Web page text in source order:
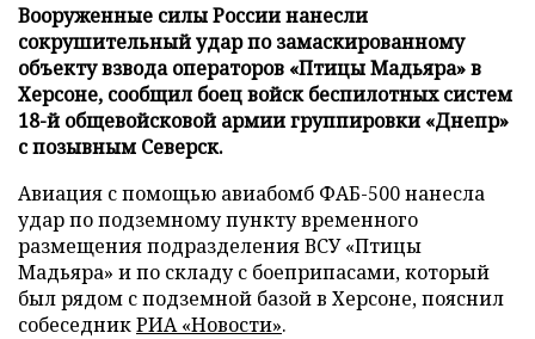
Вооруженные силы России нанесли
сокрушительный удар по замаскированному
объекту взвода операторов «Птицы Мадьяра» в
Херсоне, сообщил боец войск беспилотных систем
18-й общевойсковой армии группировки «Днепр»
с позывным Северск.
Авиация с помощью авиабомб ФАБ-500 нанесла
удар по подземному пункту временного
размещения подразделения ВСУ «Птицы
Мадьяра» и по складу с боеприпасами, который
был рядом с подземной базой в Херсоне, пояснил
собеседникРИА «Новости».